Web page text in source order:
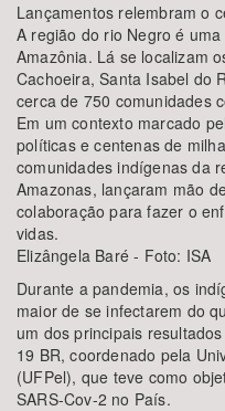
Lançamentos relembram o
A região do rio Negro é
Amazônia. Lá se localizam
Cachoeira, Santa Isabel do
cerca de 750 comunidades
Em um contexto marcado
políticas e centenas de
comunidades indígenas da
Amazonas, lançaram mão
colaboração para fazer o
vidas.
Elizângela Baré - Foto: ISA
Durante a pandemia, os
maior de se infectarem do
um dos principais
19 BR, coordenado pela
(UFPel), que teve como
SARS-Cov-2 no País.